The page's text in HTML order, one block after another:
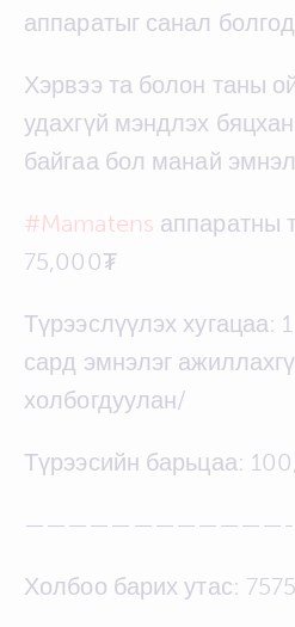
аппаратыг санал
Хэрвээ та болон таны
удахгүй мэндлэх
байгаа бол манай
#Mamatens аппаратны
75,000₮
Түрээслүүлэх хугацаа:
сард эмнэлэг
холбогдуулан/
Түрээсийн барьцаа:
————————————-
Холбоо барих утас: